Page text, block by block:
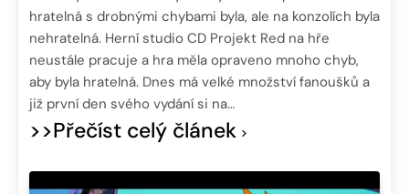
hratelná s drobnými chybami byla, ale na konzolích byla
nehratelná. Herní studio CD Projekt Red na hře
neustále pracuje a hra měla opraveno mnoho chyb,
aby byla hratelná. Dnes má velké množství fanoušků a
již první den svého vydání si na…
>>Přečíst celý článek